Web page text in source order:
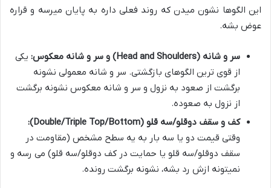
این الگوها نشون میدن که روند فعلی داره به پایان میرسه و قراره
عوض بشه.
سر و شانه (Head and Shoulders) و سر و شانه معکوس:
یکی
از قوی ترین الگوهای بازگشتی. سر و شانه معمولی نشونه
برگشت از صعود به نزول و سر و شانه معکوس نشونه برگشت
از نزول به صعوده.
کف و سقف دوقلو/سه قلو (Double/Triple Top/Bottom):
وقتی قیمت دو یا سه بار به یه سطح مشخص (مقاومت در
سقف دوقلو/سه قلو یا حمایت در کف دوقلو/سه قلو) می رسه و
نمیتونه ازش رد بشه، نشونه برگشت رونده.